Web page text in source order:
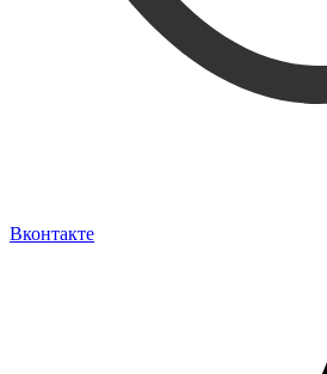
Вконтакте